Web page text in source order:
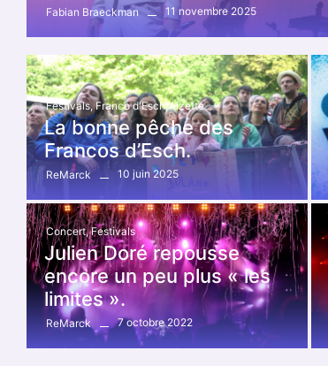
Fabian Braeckman 11 novembre 2025
Festivals, Franco d'Esch/Alzette
La bonne pêche des
Francos d’Esch.
ReMarck 10 juin 2025
Concert, Festivals
Julien Doré repousse
encore un peu plus « les
limites ».
ReMarck 7 octobre 2022